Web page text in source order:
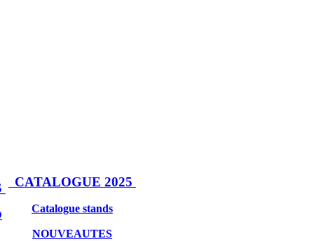
CATALOGUE 2025
Catalogue stands
NOUVEAUTES